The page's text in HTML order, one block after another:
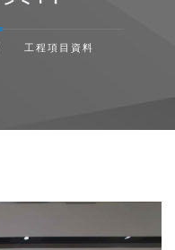
工程項目資料